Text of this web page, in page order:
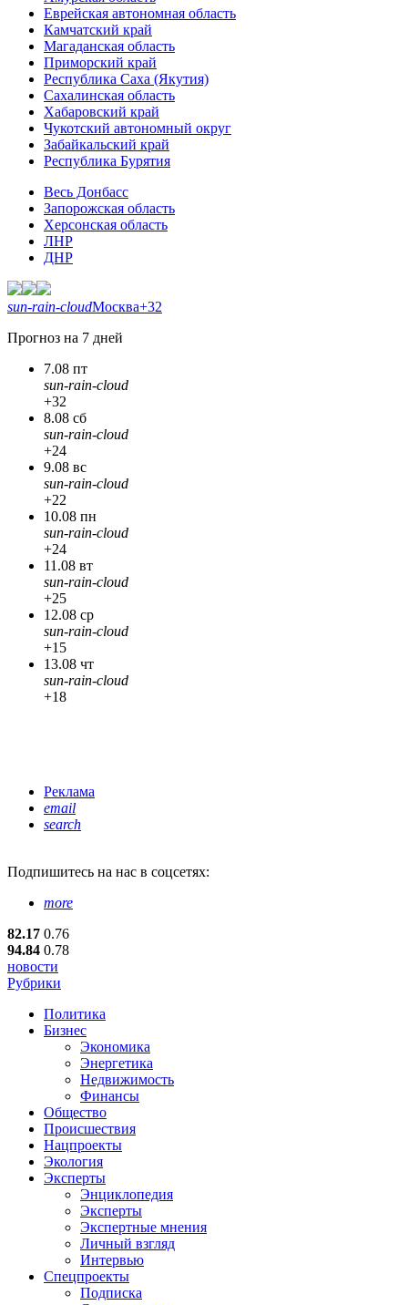
Еврейская автономная область
Камчатский край
Магаданская область
Приморский край
Республика Саха (Якутия)
Сахалинская область
Хабаровский край
Чукотский автономный округ
Забайкальский край
Республика Бурятия
Весь Донбасс
Запорожская область
Херсонская область
ЛНР
ДНР
sun-rain-cloudМосква+32
Прогноз на 7 дней
7.08 пт
sun-rain-cloud
+32
8.08 сб
sun-rain-cloud
+24
9.08 вс
sun-rain-cloud
+22
10.08 пн
sun-rain-cloud
+24
11.08 вт
sun-rain-cloud
+25
12.08 ср
sun-rain-cloud
+15
13.08 чт
sun-rain-cloud
+18
Реклама
email
search
Подпишитесь на нас в соцсетях:
more
82.17 0.76
94.84 0.78
новости
Рубрики
Политика
Бизнес
Экономика
Энергетика
Недвижимость
Финансы
Общество
Происшествия
Нацпроекты
Экология
Эксперты
Энциклопедия
Эксперты
Экспертные мнения
Личный взгляд
Интервью
Спецпроекты
Подписка